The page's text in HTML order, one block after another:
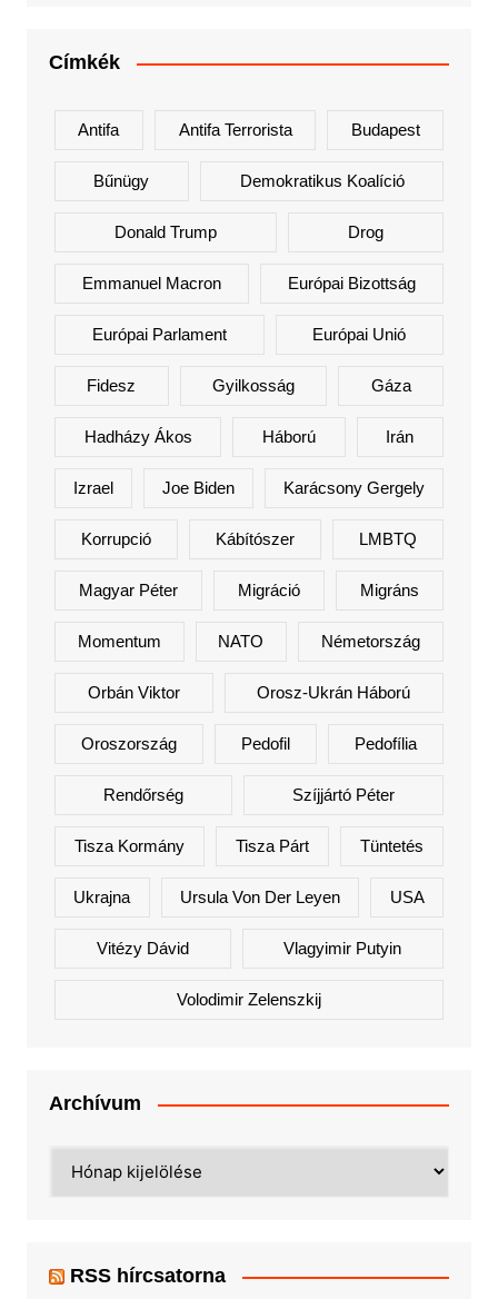
Címkék
Antifa Antifa Terrorista Budapest
Bűnügy Demokratikus Koalíció
Donald Trump Drog
Emmanuel Macron Európai Bizottság
Európai Parlament Európai Unió
Fidesz Gyilkosság Gáza
Hadházy Ákos Háború Irán
Izrael Joe Biden Karácsony Gergely
Korrupció Kábítószer LMBTQ
Magyar Péter Migráció Migráns
Momentum NATO Németország
Orbán Viktor Orosz-Ukrán Háború
Oroszország Pedofil Pedofília
Rendőrség Szíjjártó Péter
Tisza Kormány Tisza Párt Tüntetés
Ukrajna Ursula Von Der Leyen USA
Vitézy Dávid Vlagyimir Putyin
Volodimir Zelenszkij
Archívum
RSS hírcsatorna